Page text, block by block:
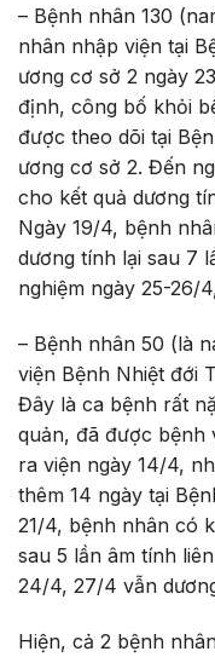
– Bệnh nhân 130
nhân nhập viện tại
ương cơ sở 2 ngày
định, công bố khỏi
được theo dõi tại
ương cơ sở 2. Đến
cho kết quả dương
Ngày 19/4, bệnh
dương tính lại sau 7
nghiệm ngày 25-26/
– Bệnh nhân 50 (là
viện Bệnh Nhiệt đới
Đây là ca bệnh rất
quản, đã được bệnh
ra viện ngày 14/4,
thêm 14 ngày tại
21/4, bệnh nhân có
sau 5 lần âm tính
24/4, 27/4 vẫn
Hiện, cả 2 bệnh